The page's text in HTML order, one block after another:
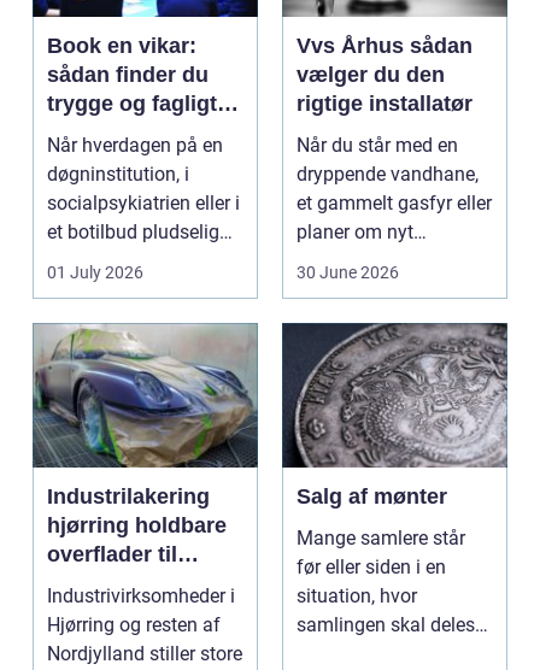
Book en vikar:
sådan finder du
trygge og fagligt
stærke løsninger
Når hverdagen på en
døgninstitution, i
socialpsykiatrien eller i
et botilbud pludselig
ændrer sig, k...
01 July 2026
Vvs Århus sådan
vælger du den
rigtige installatør
Når du står med en
dryppende vandhane,
et gammelt gasfyr eller
planer om nyt
badeværelse, bliver
30 June 2026
Industrilakering
hjørring holdbare
overflader til
industri og erhverv
Industrivirksomheder i
Hjørring og resten af
Nordjylland stiller store
Salg af mønter
Mange samlere står
før eller siden i en
situation, hvor
samlingen skal deles